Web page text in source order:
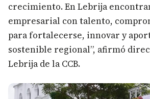
crecimiento. En Lebrija
empresarial con talento,
para fortalecerse, innovar y
sostenible regional”, afirmó
Lebrija de la CCB.